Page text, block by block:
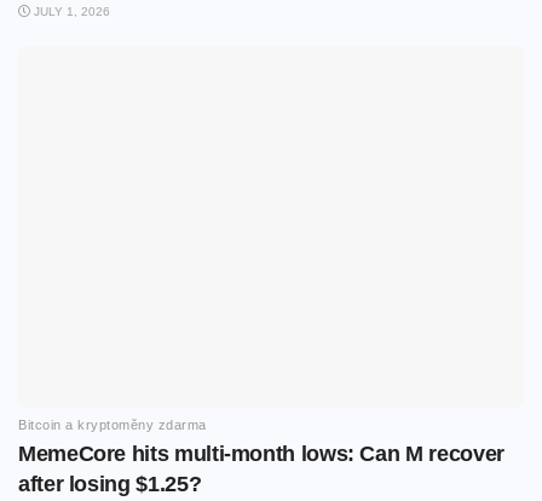
JULY 1, 2026
Bitcoin a kryptoměny zdarma
MemeCore hits multi-month lows: Can M recover
after losing $1.25?